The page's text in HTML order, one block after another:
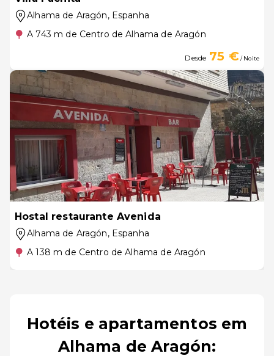
Alhama de Aragón, Espanha
A 743 m de Centro de Alhama de Aragón
Desde 75 €/ Noite
Hostal restaurante Avenida
Alhama de Aragón, Espanha
A 138 m de Centro de Alhama de Aragón
Hotéis e apartamentos em
Alhama de Aragón: